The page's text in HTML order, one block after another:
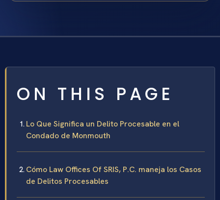
ON THIS PAGE
Lo Que Significa un Delito Procesable en el
Condado de Monmouth
Cómo Law Offices Of SRIS, P.C. maneja los Casos
de Delitos Procesables